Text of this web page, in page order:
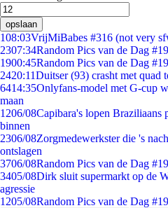
opslaan
108:03VrijMiBabes #316 (not very
2307:34Random Pics van de Dag
1900:45Random Pics van de Dag
2420:11Duitser (93) crasht met quad
6414:35Onlyfans-model met G-cup
maan
1206/08Capibara's lopen Braziliaans
binnen
2306/08Zorgmedewerkster die 's
ontslagen
3706/08Random Pics van de Dag
3405/08Dirk sluit supermarkt op de
agressie
1205/08Random Pics van de Dag